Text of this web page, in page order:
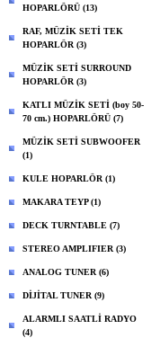
HOPARLÖRÜ (13)
RAF, MÜZİK SETİ TEK
HOPARLÖR (3)
MÜZİK SETİ SURROUND
HOPARLÖR (3)
KATLI MÜZİK SETİ (boy 50-
70 cm.) HOPARLÖRÜ (7)
MÜZİK SETİ SUBWOOFER
(1)
KULE HOPARLÖR (1)
MAKARA TEYP (1)
DECK TURNTABLE (7)
STEREO AMPLIFIER (3)
ANALOG TUNER (6)
DİJİTAL TUNER (9)
ALARMLI SAATLİ RADYO
(4)